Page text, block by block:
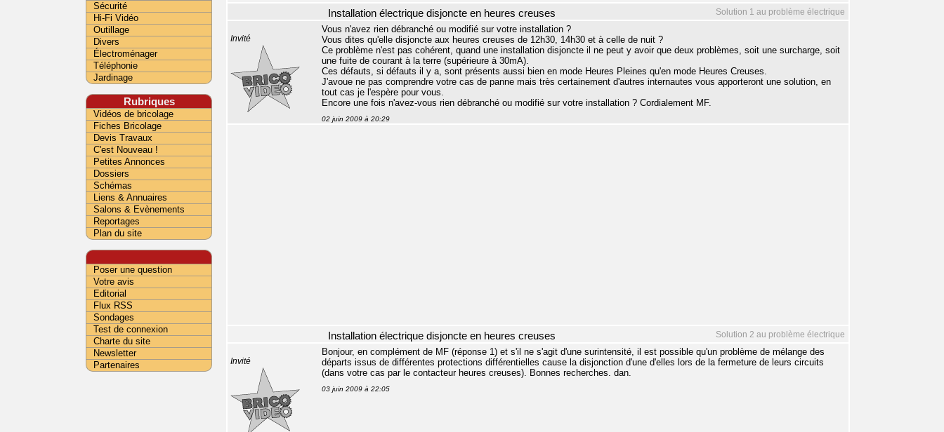
Solution 1 au problème électrique
Installation électrique disjoncte en heures creuses
Invité
Vous n'avez rien débranché ou modifié sur votre installation ?
Vous dites qu'elle disjoncte aux heures creuses de 12h30, 14h30 et à celle de nuit ?
Ce problème n'est pas cohérent, quand une installation disjoncte il ne peut y avoir que deux problèmes, soit une surcharge, soit
une fuite de courant à la terre (supérieure à 30mA).
Ces défauts, si défauts il y a, sont présents aussi bien en mode Heures Pleines qu'en mode Heures Creuses.
J'avoue ne pas comprendre votre cas de panne mais très certainement d'autres internautes vous apporteront une solution, en
tout cas je l'espère pour vous.
Encore une fois n'avez-vous rien débranché ou modifié sur votre installation ? Cordialement MF.
02 juin 2009 à 20:29
Solution 2 au problème électrique
Installation électrique disjoncte en heures creuses
Invité
Bonjour, en complément de MF (réponse 1) et s'il ne s'agit d'une surintensité, il est possible qu'un problème de mélange des
départs issus de différentes protections différentielles cause la disjonction d'une d'elles lors de la fermeture de leurs circuits
(dans votre cas par le contacteur heures creuses). Bonnes recherches. dan.
03 juin 2009 à 22:05
Sécurité
Hi-Fi Vidéo
Outillage
Divers
Électroménager
Téléphonie
Jardinage
Rubriques
Vidéos de bricolage
Fiches Bricolage
Devis Travaux
C'est Nouveau !
Petites Annonces
Dossiers
Schémas
Liens & Annuaires
Salons & Evènements
Reportages
Plan du site
Poser une question
Votre avis
Editorial
Flux RSS
Sondages
Test de connexion
Charte du site
Newsletter
Partenaires